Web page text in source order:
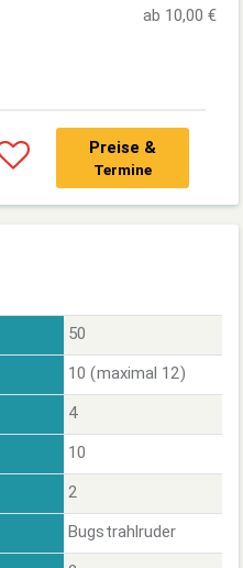
ab 10,00 €
Preise &
Termine
50
10 (maximal 12)
4
10
2
Bugstrahlruder